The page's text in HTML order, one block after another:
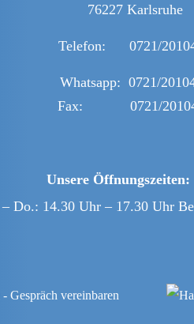
76227 Karlsruhe
Telefon: 0721/
Whatsapp: 0721/
Fax: 0721/
Unsere Öffnungszeiten:
14.30 Uhr – 17.30 Uhr